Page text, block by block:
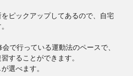
ピックアップしてあるので、自宅
で行っている運動法のペースで、
することができます。
選べます。